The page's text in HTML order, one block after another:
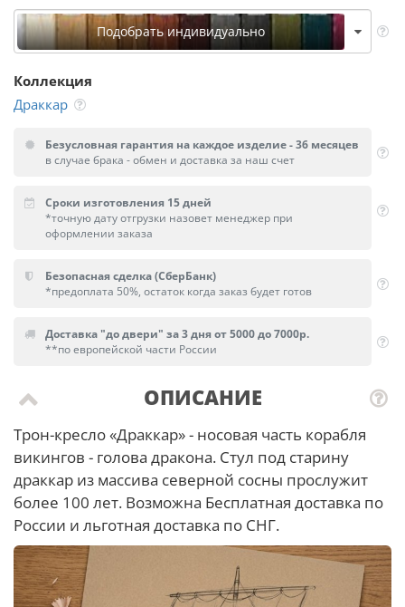
Подобрать индивидуально
Коллекция
Драккар
Безусловная гарантия на каждое изделие - 36 месяцев
в случае брака - обмен и доставка за наш счет
Сроки изготовления 15 дней
*точную дату отгрузки назовет менеджер при
оформлении заказа
Безопасная сделка (СберБанк)
*предоплата 50%, остаток когда заказ будет готов
Доставка "до двери" за 3 дня от 5000 до 7000р.
**по европейской части России
ОПИСАНИЕ
Трон-кресло «Драккар» - носовая часть корабля
викингов - голова дракона. Стул под старину
драккар из массива северной сосны прослужит
более 100 лет. Возможна Бесплатная доставка по
России и льготная доставка по СНГ.